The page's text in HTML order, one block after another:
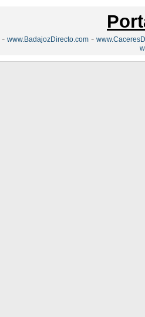
- www.BadajozDirecto.com -